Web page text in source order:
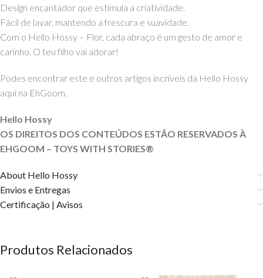
Design encantador que estimula a criatividade.
Fácil de lavar, mantendo a frescura e suavidade.
Com o Hello Hossy – Flor, cada abraço é um gesto de amor e
carinho. O teu filho vai adorar!
Podes encontrar este e outros artigos incríveis da Hello Hossy
aqui na EhGoom.
Hello Hossy
OS DIREITOS DOS CONTEÚDOS ESTÃO RESERVADOS À
EHGOOM – TOYS WITH STORIES®️
About Hello Hossy
Envios e Entregas
Certificação | Avisos
Produtos Relacionados